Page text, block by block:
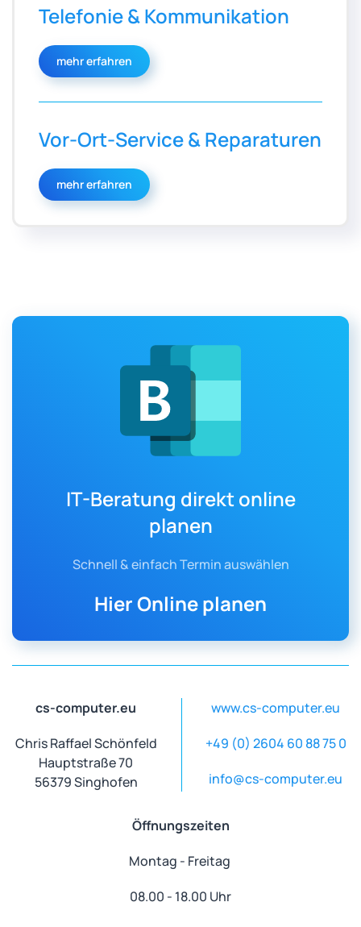
Telefonie & Kommunikation
mehr erfahren
Vor-Ort-Service & Reparaturen
mehr erfahren
IT-Beratung direkt online
planen
Schnell & einfach Termin auswählen
Hier Online planen
cs-computer.eu
Chris Raffael Schönfeld
Hauptstraße 70
56379 Singhofen
www.cs-computer.eu
+49 (0) 2604 60 88 75 0
info@cs-computer.eu
Öffnungszeiten
Montag - Freitag
08.00 - 18.00 Uhr